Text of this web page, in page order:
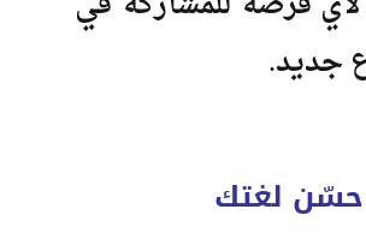
جديد.
حسّن لغتك